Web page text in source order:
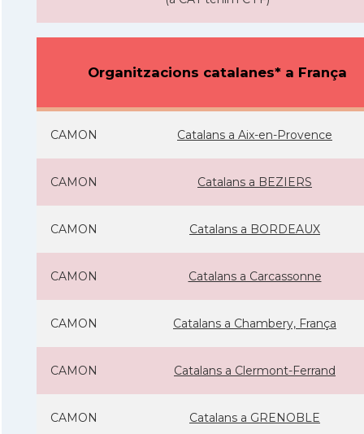
Organitzacions catalanes* a França
CAMON Catalans a Aix-en-Provence
CAMON Catalans a BEZIERS
CAMON Catalans a BORDEAUX
CAMON Catalans a Carcassonne
CAMON Catalans a Chambery, França
CAMON Catalans a Clermont-Ferrand
CAMON Catalans a GRENOBLE